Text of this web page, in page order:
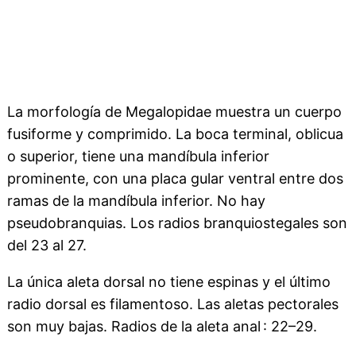
La morfología de Megalopidae muestra un cuerpo
fusiforme y comprimido. La boca terminal, oblicua
o superior, tiene una mandíbula inferior
prominente, con una placa gular ventral entre dos
ramas de la mandíbula inferior. No hay
pseudobranquias. Los radios branquiostegales son
del 23 al 27.
La única aleta dorsal no tiene espinas y el último
radio dorsal es filamentoso. Las aletas pectorales
son muy bajas. Radios de la aleta anal : 22–29.